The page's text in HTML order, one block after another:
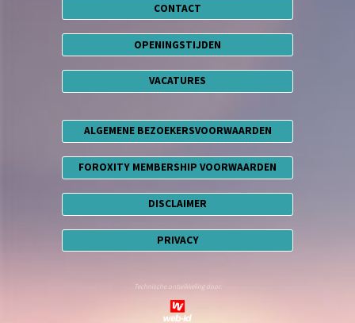
CONTACT
OPENINGSTIJDEN
VACATURES
ALGEMENE BEZOEKERSVOORWAARDEN
FOROXITY MEMBERSHIP VOORWAARDEN
DISCLAIMER
PRIVACY
Technische ontwikkeling door: